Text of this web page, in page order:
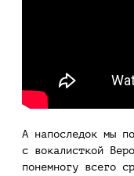
А напоследок мы
с вокалисткой
понемногу всего